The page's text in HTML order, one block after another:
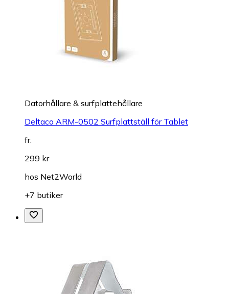
Datorhållare & surfplattehållare
Deltaco ARM-0502 Surfplattställ för Tablet
fr.
299 kr
hos Net2World
+7 butiker